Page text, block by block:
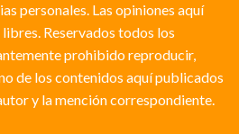
personales. Las opiniones aquí
Reservados todos los
prohibido reproducir,
de los contenidos aquí publicados
y la mención correspondiente.